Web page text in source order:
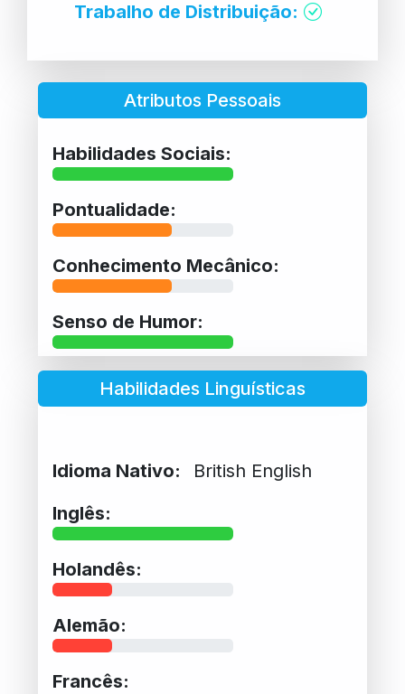
Trabalho de Distribuição:
Atributos Pessoais
Habilidades Sociais:
Pontualidade:
Conhecimento Mecânico:
Senso de Humor:
Habilidades Linguísticas
Idioma Nativo:
British English
Inglês:
Holandês:
Alemão:
Francês: